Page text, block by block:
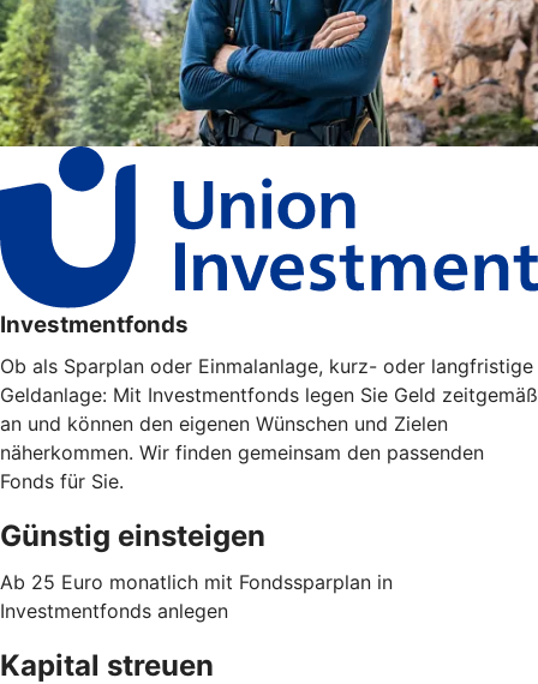
Investmentfonds
Ob als Sparplan oder Einmalanlage, kurz- oder langfristige
Geldanlage: Mit Investmentfonds legen Sie Geld zeitgemäß
an und können den eigenen Wünschen und Zielen
näherkommen. Wir finden gemeinsam den passenden
Fonds für Sie.
Günstig einsteigen
Ab 25 Euro monatlich mit Fondssparplan in
Investmentfonds anlegen
Kapital streuen